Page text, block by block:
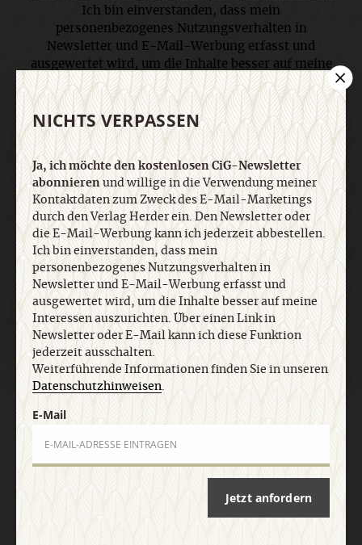
Ich bin einverstanden, dass mein
personenbezogenes Nutzungsverhalten in
Newsletter und E-Mail-Werbung erfasst und
ausgewertet wird, um die Inhalte besser auf meine
Interessen auszurichten. Über einen Link in
Newsletter oder E-Mail kann ich diese Funktion
jederzeit ausschalten. Weiterführende
Informationen finden Sie in unseren
Datenschutzhinweisen
E-Mail
Jetzt anmelden
AGB und Widerrufsbelehrung
NICHTS VERPASSEN
Ja, ich möchte den kostenlosen CiG-Newsletter
abonnierenund willige in die Verwendung meiner
Kontaktdaten zum Zweck des E-Mail-Marketings
durch den Verlag Herder ein. Den Newsletter oder
die E-Mail-Werbung kann ich jederzeit abbestellen.
Ich bin einverstanden, dass mein
personenbezogenes Nutzungsverhalten in
Newsletter und E-Mail-Werbung erfasst und
ausgewertet wird, um die Inhalte besser auf meine
Interessen auszurichten. Über einen Link in
Newsletter oder E-Mail kann ich diese Funktion
jederzeit ausschalten.
Weiterführende Informationen finden Sie in unseren
Datenschutzhinweisen.
E-Mail
Jetzt anfordern